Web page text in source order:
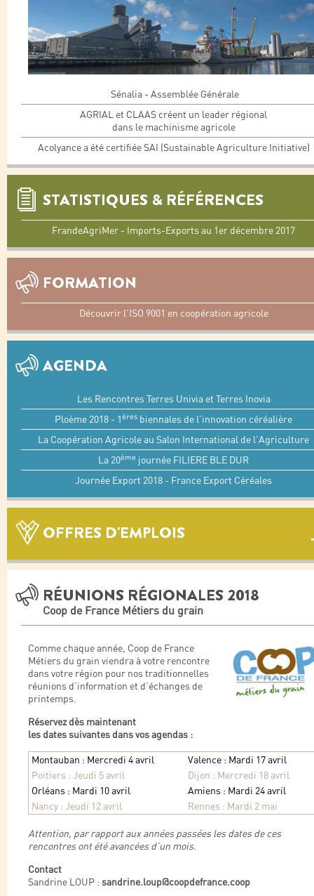
Sénalia - Assemblée Générale
AGRIAL et CLAAS créent un leader régional
dans le machinisme agricole
Acolyance a été certifiée SAI (Sustainable Agriculture Initiative)
STATISTIQUES & RÉFÉRENCES
FrandeAgriMer - Imports-Exports au 1er décembre 2017
FORMATION
Découvrir l'ISO 9001 en coopération agricole
AGENDA
Les Rencontres Terres Univia et Terres Inovia
Ploème 2018 - 1ères biennales de l’innovation céréalière
La Coopération Agricole au Salon International de l'Agriculture
La 20ème journée FILIERE BLE DUR
Journée Export 2018 - France Export Céréales
OFFRES D'EMPLOIS
RÉUNIONS RÉGIONALES 2018
Coop de France Métiers du grain
Comme chaque année, Coop de France
Métiers du grain viendra à votre rencontre
dans votre région pour nos traditionnelles
réunions d’information et d’échanges de
printemps.
Réservez dès maintenant
les dates suivantes dans vos agendas :
Montauban : Mercredi 4 avril
Valence : Mardi 17 avril
Poitiers : Jeudi 5 avril
Dijon : Mercredi 18 avril
Orléans : Mardi 10 avril
Amiens : Mardi 24 avril
Nancy : Jeudi 12 avril
Rennes : Mardi 2 mai
Attention, par rapport aux années passées les dates de ces
rencontres ont été avancées d’un mois.
Contact
Sandrine LOUP : sandrine.loup@coopdefrance.coop